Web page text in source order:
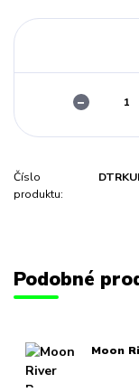
Číslo
produktu:
Podobné
Moon